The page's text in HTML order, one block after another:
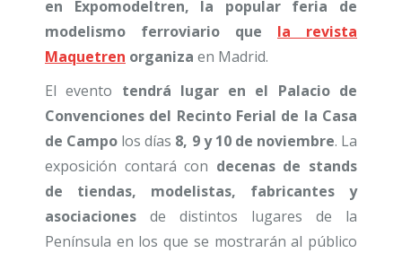
en Expomodeltren, la popular feria de
modelismo ferroviario que la revista
Maquetren organiza en Madrid.
El evento tendrá lugar en el Palacio de
Convenciones del Recinto Ferial de la Casa
de Campo los días 8, 9 y 10 de noviembre. La
exposición contará con decenas de stands
de tiendas, modelistas, fabricantes y
asociaciones de distintos lugares de la
Península en los que se mostrarán al público